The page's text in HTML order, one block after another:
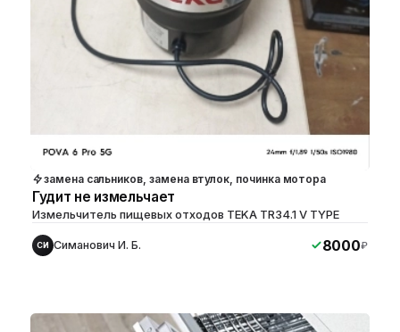
замена сальников, замена втулок, починка мотора
Гудит не измельчает
Измельчитель пищевых отходов TEKA TR34.1 V TYPE
СИ Симанович И. Б. 8000₽